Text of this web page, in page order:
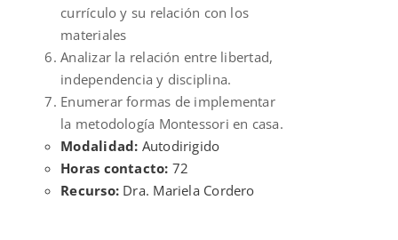
currículo y su relación con los
materiales
Analizar la relación entre libertad,
independencia y disciplina.
Enumerar formas de implementar
la metodología Montessori en casa.
Modalidad: Autodirigido
Horas contacto: 72
Recurso: Dra. Mariela Cordero